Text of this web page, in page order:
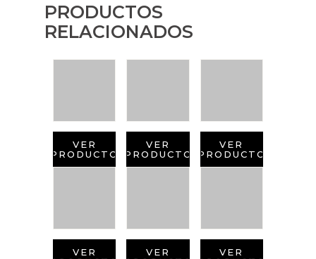
PRODUCTOS
RELACIONADOS
VER
PRODUCTO
VER
PRODUCTO
VER
PRODUCTO
VER
VER
VER